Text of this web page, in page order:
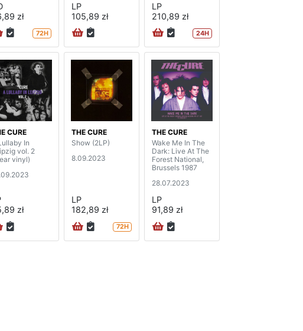
zł
72H
LP
105,89 zł
LP
210,89 zł
24H
CURE
In
vol. 2
vinyl)
zł
THE CURE
Show (2LP)
8.09.2023
LP
182,89 zł
72H
THE CURE
Wake Me In The
Dark: Live At The
Forest National,
Brussels 1987
28.07.2023
LP
91,89 zł